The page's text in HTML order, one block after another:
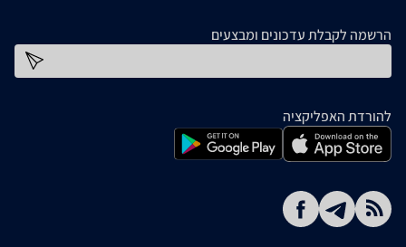
הרשמה לקבלת עדכונים ומבצעים
להורדת האפליקציה